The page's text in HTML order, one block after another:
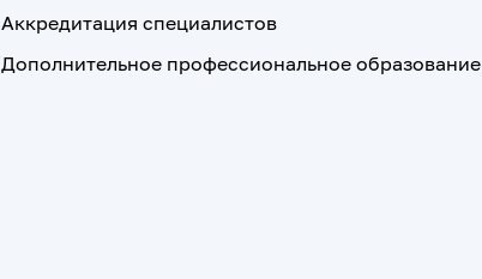
Аккредитация специалистов
Дополнительное профессиональное образование